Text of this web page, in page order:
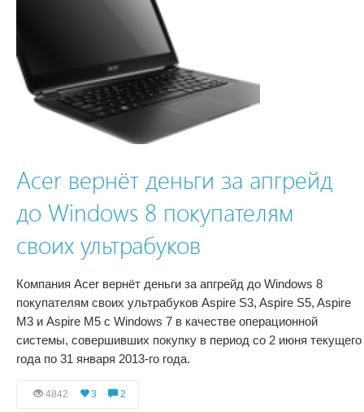
Acer вернёт деньги за апгрейд
до Windows 8 покупателям
своих ультрабуков
Компания Acer вернёт деньги за апгрейд до Windows 8
покупателям своих ультрабуков Aspire S3, Aspire S5, Aspire
M3 и Aspire M5 с Windows 7 в качестве операционной
системы, совершивших покупку в период со 2 июня текущего
года по 31 января 2013-го года.
4842 3 2